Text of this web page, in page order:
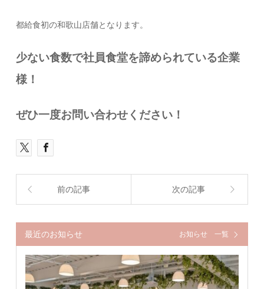
都給食初の和歌山店舗となります。
少ない食数で社員食堂を諦められている企業
様！
ぜひ一度お問い合わせください！
前の記事 次の記事
最近のお知らせ お知らせ 一覧